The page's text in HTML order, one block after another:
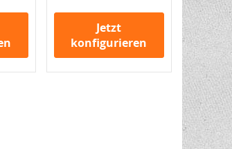
Jetzt
konfigurieren